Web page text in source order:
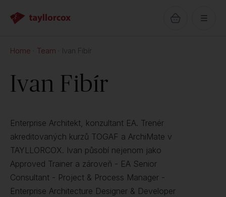
Home Team Ivan Fibír
Ivan Fibír
Enterprise Architekt, konzultant EA. Trenér
akreditovaných kurzů TOGAF a ArchiMate v
TAYLLORCOX. Ivan působí nejenom jako
Approved Trainer a zároveň - EA Senior
Consultant - Project & Process Manager -
Enterprise Architecture Designer & Developer